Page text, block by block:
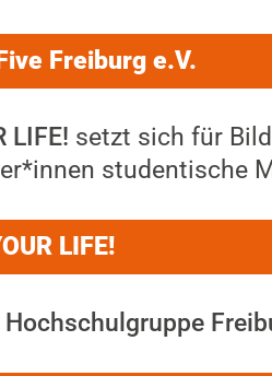
Freiburg e.V.
LIFE! setzt sich für
studentische
LIFE!
Hochschulgruppe